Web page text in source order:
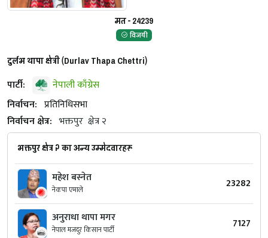
मत - 24239
विजयी
दुर्लभ थापा क्षेत्री (Durlav Thapa Chettri)
पार्टी:
नेपाली काँग्रेस
निर्वाचन: प्रतिनिधिसभा
निर्वाचन क्षेत्र: भक्तपुर क्षेत्र २
भक्तपुर क्षेत्र २ का अन्य उम्मेदवारहरू
महेश बस्नेत
नेकपा एमाले 23282
अनुराधा थापा मगर
नेपाल मजदुर किसान पार्टी 7127